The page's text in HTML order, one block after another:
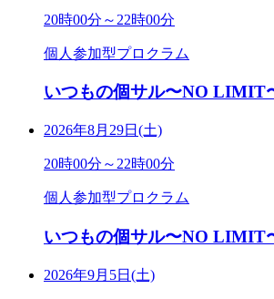
20時00分～22時00分
個人参加型プロクラム
いつもの個サル〜NO LIMIT
2026年8月29日(土)
20時00分～22時00分
個人参加型プロクラム
いつもの個サル〜NO LIMIT
2026年9月5日(土)